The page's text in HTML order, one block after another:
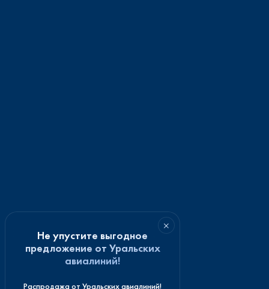
×
Не упустите выгодное
предложение от Уральских
авиалиний!
Распродажа от Уральских авиалиний!